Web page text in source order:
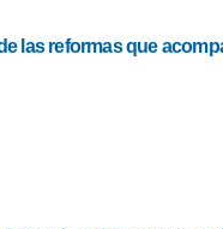
las reformas que